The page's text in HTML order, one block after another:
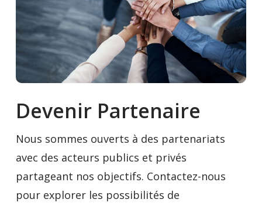
Devenir Partenaire
Nous sommes ouverts à des partenariats
avec des acteurs publics et privés
partageant nos objectifs. Contactez-nous
pour explorer les possibilités de